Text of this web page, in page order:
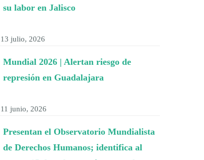
su labor en Jalisco
13 julio, 2026
Mundial 2026 | Alertan riesgo de
represión en Guadalajara
11 junio, 2026
Presentan el Observatorio Mundialista
de Derechos Humanos; identifica al